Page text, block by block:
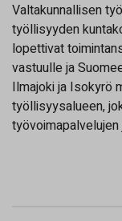
Valtakunnallisen
työllisyyden
lopettivat
vastuulle ja
Ilmajoki ja Isokyrö
työllisyysalueen,